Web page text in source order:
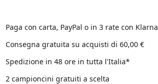
Paga con carta, PayPal o in 3 rate con Klarna
Consegna gratuita su acquisti di 60,00 €
Spedizione in 48 ore in tutta l'Italia*
2 campioncini gratuiti a scelta